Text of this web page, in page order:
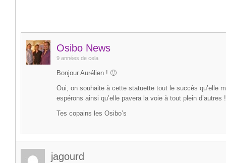
Osibo News
9 années de cela
Bonjour Aurélien ! 🙂
Oui, on souhaite à cette statuette tout le succès qu’elle
espérons ainsi qu’elle pavera la voie à tout plein d’autres !
Tes copains les Osibo’s
jagourd